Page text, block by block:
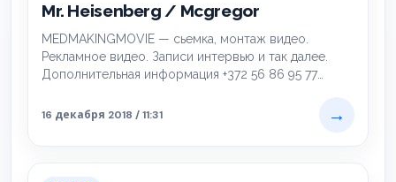
Mr. Heisenberg / Mcgregor
MEDMAKINGMOVIE — сьемка, монтаж видео.
Рекламное видео. Записи интервью и так далее.
Дополнительная информация +372 56 86 95 77
16 декабря 2018 / 11:31
→